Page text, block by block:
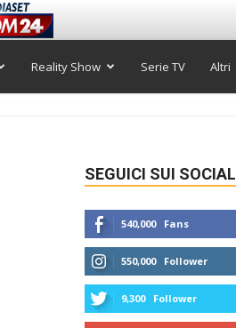
Reality Show Serie TV Altri
SEGUICI SUI SOCIAL
540,000 Fans
550,000 Follower
9,300 Follower